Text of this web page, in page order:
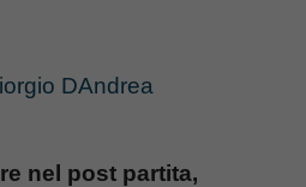
DAndrea
nel post partita,